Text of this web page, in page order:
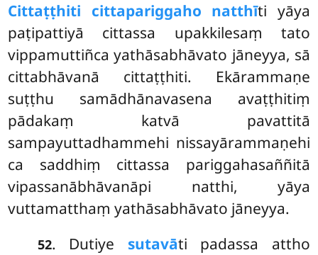
Cittaṭṭhiti cittapariggaho natthīti yāya
paṭipattiyā cittassa upakkilesaṃ tato
vippamuttiñca yathāsabhāvato jāneyya, sā
cittabhāvanā cittaṭṭhiti. Ekārammaṇe
suṭṭhu samādhānavasena avaṭṭhitiṃ
pādakaṃ katvā pavattitā
sampayuttadhammehi nissayārammaṇehi
ca saddhiṃ cittassa pariggahasaññitā
vipassanābhāvanāpi natthi, yāya
vuttamatthaṃ yathāsabhāvato jāneyya.
52. Dutiye sutavāti padassa attho